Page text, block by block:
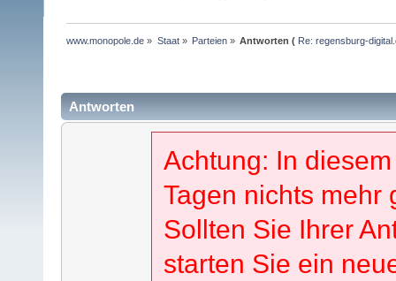
www.monopole.de » Staat» Parteien» Antworten ( Re: regensburg-
Antworten
Achtung: In
Tagen nichts mehr
Sollten Sie Ihrer
starten Sie ein